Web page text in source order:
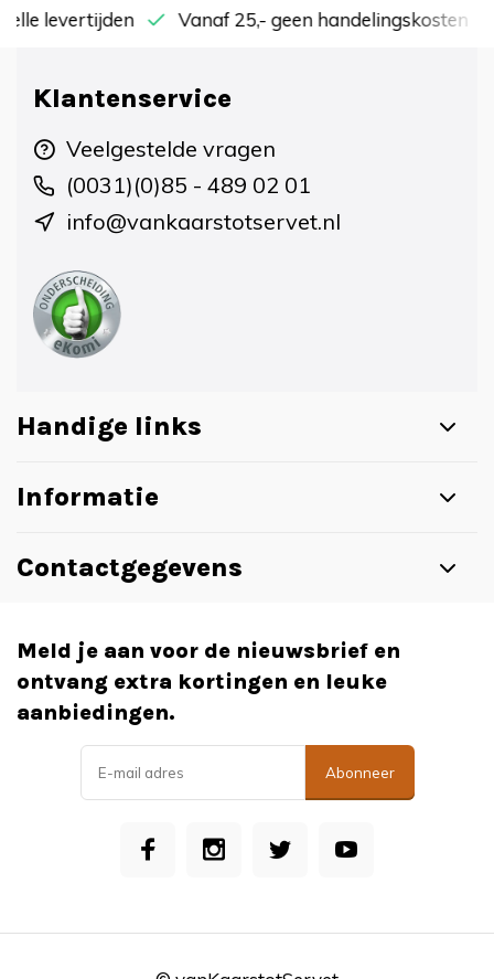
levertijden Vanaf 25,- geen handelingskosten
Klantenservice
Veelgestelde vragen
(0031)(0)85 - 489 02 01
info@vankaarstotservet.nl
Handige links
Informatie
Contactgegevens
Meld je aan voor de nieuwsbrief en
ontvang extra kortingen en leuke
aanbiedingen.
Abonneer